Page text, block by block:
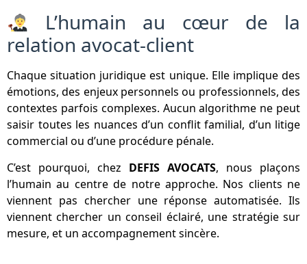
L’humain au cœur de la
relation avocat-client
Chaque situation juridique est unique. Elle implique des
émotions, des enjeux personnels ou professionnels, des
contextes parfois complexes. Aucun algorithme ne peut
saisir toutes les nuances d’un conflit familial, d’un litige
commercial ou d’une procédure pénale.
C’est pourquoi, chez DEFIS AVOCATS, nous plaçons
l’humain au centre de notre approche. Nos clients ne
viennent pas chercher une réponse automatisée. Ils
viennent chercher un conseil éclairé, une stratégie sur
mesure, et un accompagnement sincère.